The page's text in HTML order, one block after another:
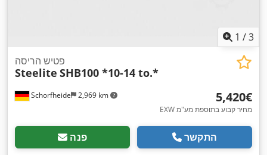
1 /3
Schorfheide 2,969 km
פטיש הריסה
Steelite SHB100 *10-14 to.*
‏5,420 ‏€
EXW מחיר קבוע בתוספת מע"מ
פנה התקשר